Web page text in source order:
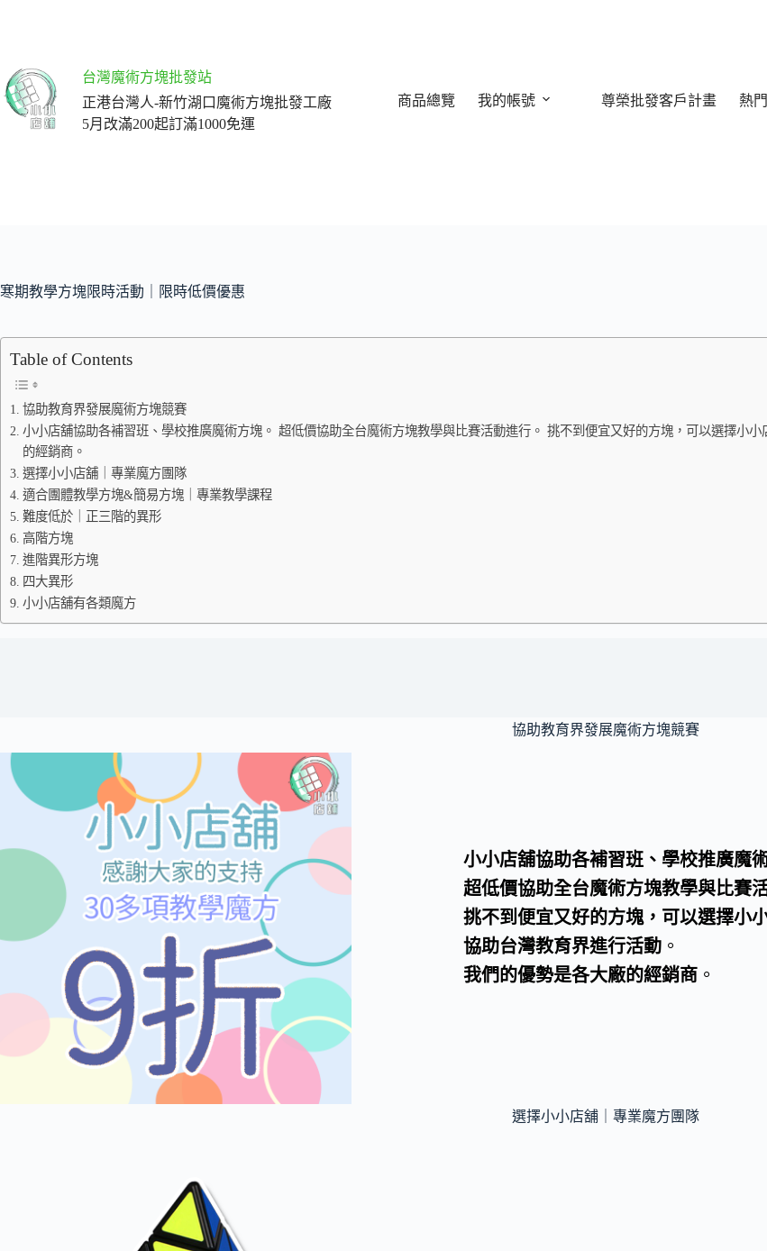
要
內
台灣魔術方塊批發站
正港台灣人-新竹湖口魔術方塊批發工廠
5月改滿200起訂滿1000免運
商品總覽 我的帳號 尊榮批發客戶計畫 熱
寒期教學方塊限時活動｜限時低價優惠
Table of Contents
協助教育界發展魔術方塊競賽
小小店舖協助各補習班、學校推廣魔術方塊。 超低價協助全台魔術方塊教學與比賽活動進行。 挑不到便宜又好的方塊，可以選擇小
的經銷商。
選擇小小店舖｜專業魔方團隊
適合團體教學方塊&簡易方塊｜專業教學課程
難度低於｜正三階的異形
高階方塊
進階異形方塊
四大異形
小小店舖有各類魔方
協助教育界發展魔術方塊競賽
小小店舖協助各補習班、學校推廣魔
超低價協助全台魔術方塊教學與比賽
挑不到便宜又好的方塊，可以選擇小
協助台灣教育界進行活動 。
我們的優勢是各大廠的經銷商 。
選擇小小店舖｜專業魔方團隊